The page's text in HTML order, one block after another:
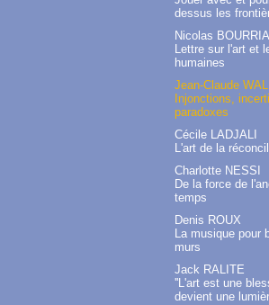
dessus les
Nicolas
Lettre sur l'art et
humaines
Jean-Claude
Injonctions,
paradoxes
Cécile LADJALI
L'art de la
Charlotte NESSI
De la force de
temps
Denis ROUX
La musique pour
murs
Jack RALITE
''L'art est une
devient une